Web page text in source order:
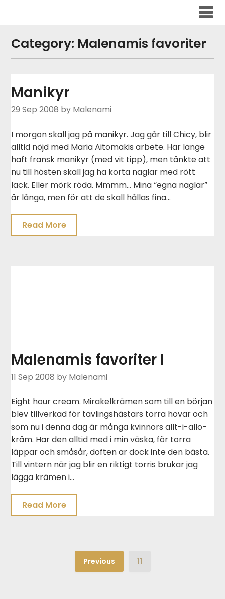
Category: Malenamis favoriter
Manikyr
29 Sep 2008 by Malenami
I morgon skall jag på manikyr. Jag går till Chicy, blir
alltid nöjd med Maria Aitomäkis arbete. Har länge
haft fransk manikyr (med vit tipp), men tänkte att
nu till hösten skall jag ha korta naglar med rött
lack. Eller mörk röda. Mmmm… Mina “egna naglar”
är långa, men för att de skall hållas fina…
Read More
Malenamis favoriter I
11 Sep 2008 by Malenami
Eight hour cream. Mirakelkrämen som till en början
blev tillverkad för tävlingshästars torra hovar och
som nu i denna dag är många kvinnors allt-i-allo-
kräm. Har den alltid med i min väska, för torra
läppar och småsår, doften är dock inte den bästa.
Till vintern när jag blir en riktigt torris brukar jag
lägga krämen i…
Read More
Previous 11